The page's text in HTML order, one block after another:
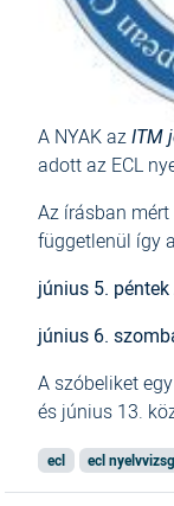
A NYAK azITM
adott az ECL
Az írásban
függetlenül így
június 5. péntek
június 6.
A szóbeliket
és június 13.
ecl ecl